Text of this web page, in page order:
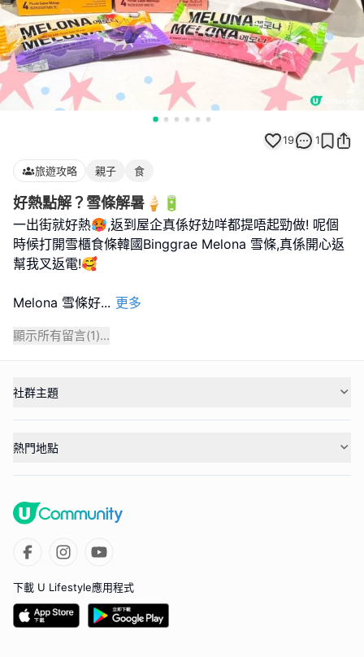
19 1
旅遊攻略 親子 食
好熱點解？雪條解暑🍦🔋
一出街就好熱🥵,返到屋企真係好攰咩都提唔起勁做! 呢個
時候打開雪櫃食條韓國Binggrae Melona 雪條,真係開心返
幫我叉返電!🥰
Melona 雪條好... 更多
顯示所有留言(1)...
社群主題
熱門地點
下載 U Lifestyle應用程式